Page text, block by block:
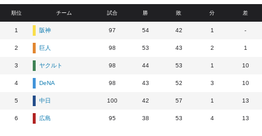
順位 チーム 試合 勝 敗 分 差
1 阪神 97 54 42 1 -
2 巨人 98 53 43 2 1
3 ヤクルト 98 44 53 1 10
4 DeNA 98 43 52 3 10
5 中日 100 42 57 1 13
6 広島 95 38 53 4 13